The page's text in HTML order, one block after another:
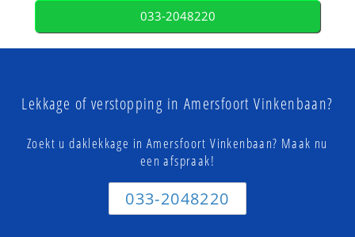
033-2048220
Lekkage of verstopping in Amersfoort Vinkenbaan?
Zoekt u daklekkage in Amersfoort Vinkenbaan? Maak nu
een afspraak!
033-2048220